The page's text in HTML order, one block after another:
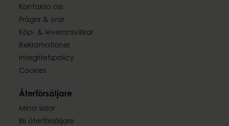
Kontakta oss
Frågor & svar
Köp- & leveransvillkor
Reklamationer
Integritetspolicy
Cookies
Återförsäljare
Mina sidor
Bli återförsäljare